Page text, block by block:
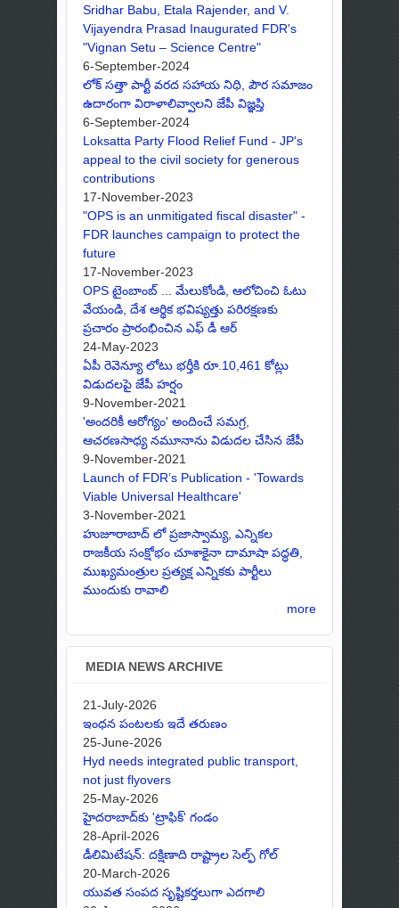
Sridhar Babu, Etala Rajender, and V.
Vijayendra Prasad Inaugurated FDR's
"Vignan Setu – Science Centre"
6-September-2024
లోక్ సత్తా పార్టీ వరద సహాయ నిధి, పౌర సమాజం
ఉదారంగా విరాళాలివ్వాలని జేపీ విజ్ఞప్తి
6-September-2024
Loksatta Party Flood Relief Fund - JP's
appeal to the civil society for generous
contributions
17-November-2023
"OPS is an unmitigated fiscal disaster" -
FDR launches campaign to protect the
future
17-November-2023
OPS టైంబాంబ్ ... మేలుకోండి, ఆలోచించి ఓటు
వేయండి, దేశ ఆర్థిక భవిష్యత్తు పరిరక్షణకు
ప్రచారం ప్రారంభించిన ఎఫ్ డీ ఆర్
24-May-2023
ఏపీ రెవెన్యూ లోటు భర్తీకి రూ.10,461 కోట్లు
విడుదలపై జేపీ హర్షం
9-November-2021
'అందరికీ ఆరోగ్యం' అందించే సమగ్ర,
ఆచరణసాధ్య నమూనాను విడుదల చేసిన జేపీ
9-November-2021
Launch of FDR’s Publication - 'Towards
Viable Universal Healthcare'
3-November-2021
హుజూరాబాద్ లో ప్రజాస్వామ్య, ఎన్నికల
రాజకీయ సంక్షోభం చూశాకైనా దామాషా పద్ధతి,
ముఖ్యమంత్రుల ప్రత్యక్ష ఎన్నికకు పార్టీలు
ముందుకు రావాలి
more
MEDIA NEWS ARCHIVE
21-July-2026
ఇంధన పంటలకు ఇదే తరుణం
25-June-2026
Hyd needs integrated public transport,
not just flyovers
25-May-2026
హైదరాబాద్‌కు 'ట్రాఫిక్' గండం
28-April-2026
డీలిమిటేషన్: దక్షిణాది రాష్ట్రాల సెల్ఫ్ గోల్
20-March-2026
యువత సంపద సృష్టికర్తలుగా ఎదగాలి